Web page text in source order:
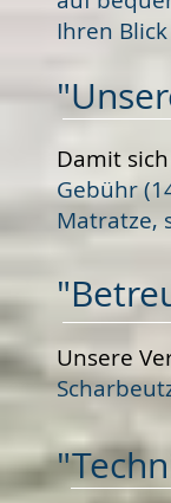
Ihren
Damit
Gebühr
Matratze,
Unsere